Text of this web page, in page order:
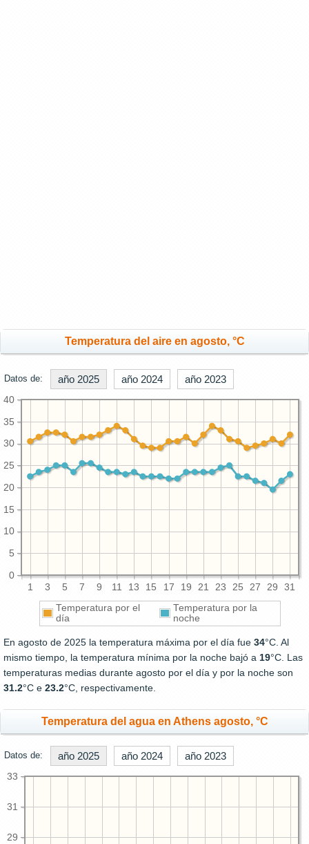
Temperatura del aire en agosto, °C
Datos de: año 2025 año 2024 año 2023
1 3 5 7 9 11 13 15 17 19 21 23 25 27 29 31
0
5
10
15
20
25
30
35
40
Temperatura por el
día
Temperatura por la
noche
En agosto de 2025 la temperatura máxima por el día fue 34°C. Al
mismo tiempo, la temperatura mínima por la noche bajó a 19°C. Las
temperaturas medias durante agosto por el día y por la noche son
31.2°C e 23.2°C, respectivamente.
Temperatura del agua en Athens agosto, °C
Datos de: año 2025 año 2024 año 2023
29
31
33